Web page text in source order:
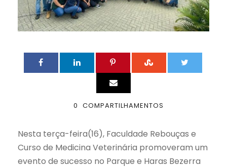
0 COMPARTILHAMENTOS
Nesta terça-feira(16), Faculdade Rebouças e
Curso de Medicina Veterinária promoveram um
evento de sucesso no Parque e Haras Bezerra